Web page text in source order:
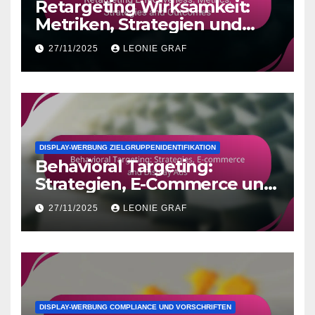
Retargeting Wirksamkeit:
Metriken, Strategien und
Ergebnisse
27/11/2025 LEONIE GRAF
DISPLAY-WERBUNG ZIELGRUPPENIDENTIFIKATION
Behavioral Targeting:
Strategien, E-Commerce und
Display-Anzeigen
27/11/2025 LEONIE GRAF
DISPLAY-WERBUNG COMPLIANCE UND VORSCHRIFTEN